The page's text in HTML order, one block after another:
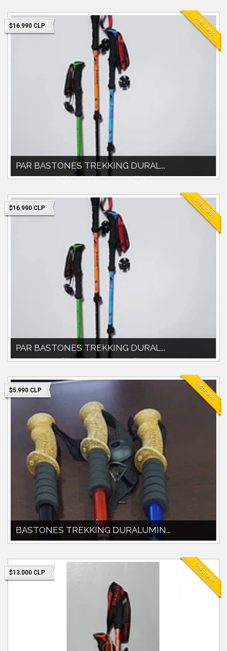
$16.990 CLP Destacado
PAR BASTONES TREKKING DURAL...
Par Bastones trekking duralumino. Extensibles de 60cm a
$16.990 CLP Destacado
PAR BASTONES TREKKING DURAL...
Par Bastones trekking duralumino. Extensibles de 60cm a
$5.990 CLP Destacado
BASTONES TREKKING DURALUMIN...
BASTONES TREKKING MATERIAL DURALUMINIO.MANGO
$13.000 CLP Destacado